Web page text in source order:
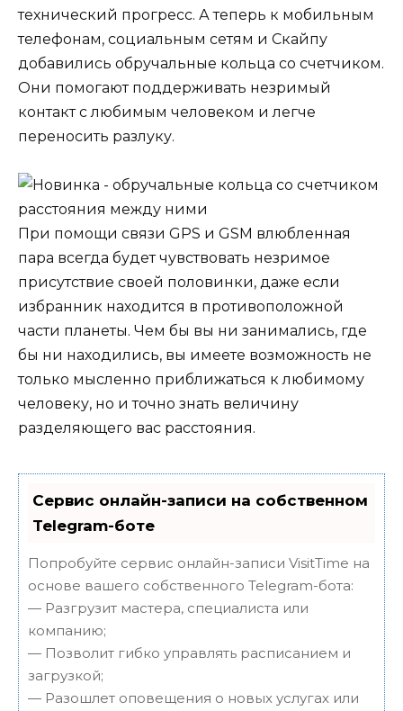
технический прогресс. А теперь к мобильным
телефонам, социальным сетям и Скайпу
добавились обручальные кольца со счетчиком.
Они помогают поддерживать незримый
контакт с любимым человеком и легче
переносить разлуку.
При помощи связи GPS и GSM влюбленная
пара всегда будет чувствовать незримое
присутствие своей половинки, даже если
избранник находится в противоположной
части планеты. Чем бы вы ни занимались, где
бы ни находились, вы имеете возможность не
только мысленно приближаться к любимому
человеку, но и точно знать величину
разделяющего вас расстояния.
Сервис онлайн-записи на собственном
Telegram-боте
Попробуйте сервис онлайн-записи VisitTime на
основе вашего собственного Telegram-бота:
— Разгрузит мастера, специалиста или
компанию;
— Позволит гибко управлять расписанием и
загрузкой;
— Разошлет оповещения о новых услугах или